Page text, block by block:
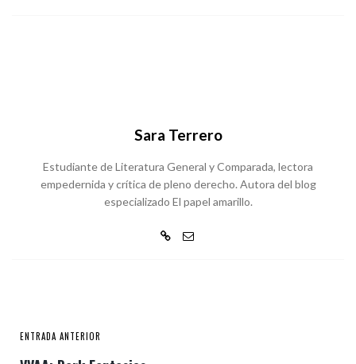
Sara Terrero
Estudiante de Literatura General y Comparada, lectora
empedernida y crítica de pleno derecho. Autora del blog
especializado El papel amarillo.
ENTRADA ANTERIOR